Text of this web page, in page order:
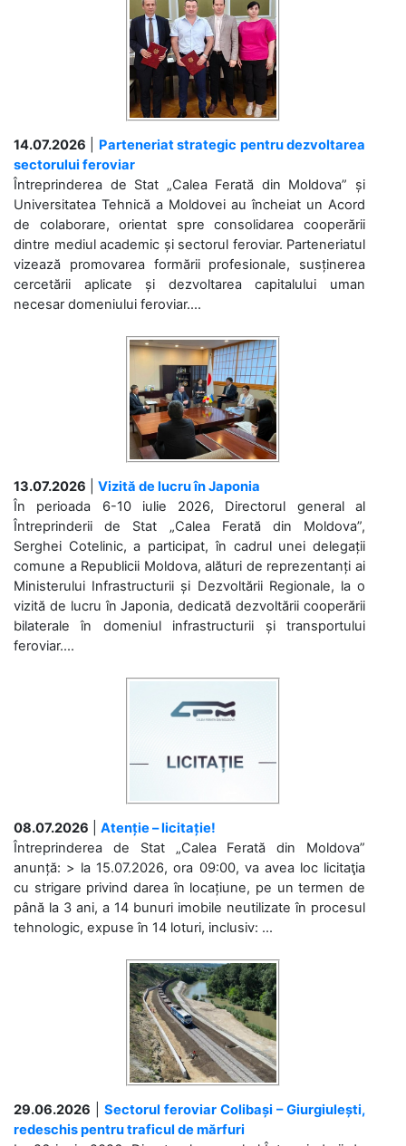
14.07.2026
Parteneriat strategic pentru dezvoltarea
sectorului feroviar
Întreprinderea de Stat „Calea Ferată din Moldova” și
Universitatea Tehnică a Moldovei au încheiat un Acord
de colaborare, orientat spre consolidarea cooperării
dintre mediul academic și sectorul feroviar. Parteneriatul
vizează promovarea formării profesionale, susținerea
cercetării aplicate și dezvoltarea capitalului uman
necesar domeniului feroviar....
13.07.2026
Vizită de lucru în Japonia
În perioada 6-10 iulie 2026, Directorul general al
Întreprinderii de Stat „Calea Ferată din Moldova”,
Serghei Cotelinic, a participat, în cadrul unei delegații
comune a Republicii Moldova, alături de reprezentanți ai
Ministerului Infrastructurii și Dezvoltării Regionale, la o
vizită de lucru în Japonia, dedicată dezvoltării cooperării
bilaterale în domeniul infrastructurii și transportului
feroviar....
08.07.2026
Atenție – licitație!
Întreprinderea de Stat „Calea Ferată din Moldova”
anunță: > la 15.07.2026, ora 09:00, va avea loc licitaţia
cu strigare privind darea în locațiune, pe un termen de
până la 3 ani, a 14 bunuri imobile neutilizate în procesul
tehnologic, expuse în 14 loturi, inclusiv: ...
29.06.2026
Sectorul feroviar Colibași – Giurgiulești,
redeschis pentru traficul de mărfuri